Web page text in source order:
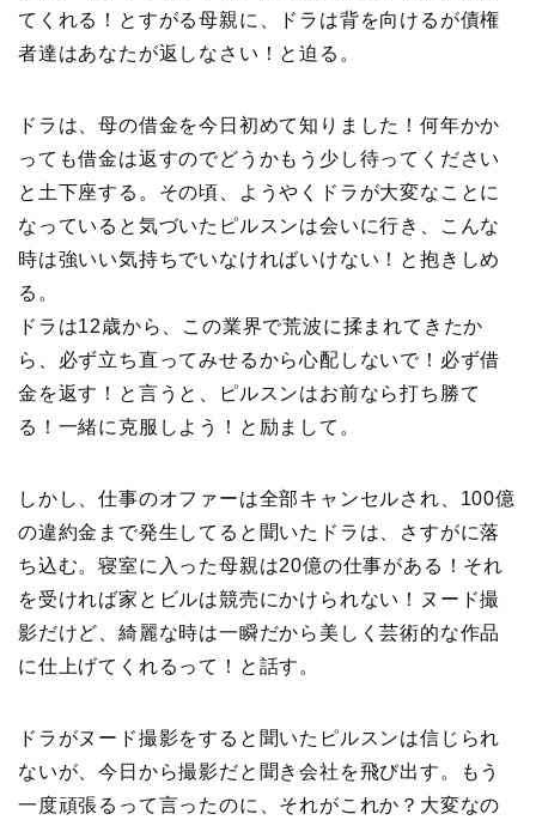
てくれる！とすがる母親に、ドラは背を向けるが債権
者達はあなたが返しなさい！と迫る。
ドラは、母の借金を今日初めて知りました！何年かか
っても借金は返すのでどうかもう少し待ってください
と土下座する。その頃、ようやくドラが大変なことに
なっていると気づいたピルスンは会いに行き、こんな
時は強いい気持ちでいなければいけない！と抱きしめ
る。
ドラは12歳から、この業界で荒波に揉まれてきたか
ら、必ず立ち直ってみせるから心配しないで！必ず借
金を返す！と言うと、ピルスンはお前なら打ち勝て
る！一緒に克服しよう！と励まして。
しかし、仕事のオファーは全部キャンセルされ、100億
の違約金まで発生してると聞いたドラは、さすがに落
ち込む。寝室に入った母親は20億の仕事がある！それ
を受ければ家とビルは競売にかけられない！ヌード撮
影だけど、綺麗な時は一瞬だから美しく芸術的な作品
に仕上げてくれるって！と話す。
ドラがヌード撮影をすると聞いたピルスンは信じられ
ないが、今日から撮影だと聞き会社を飛び出す。もう
一度頑張るって言ったのに、それがこれか？大変なの